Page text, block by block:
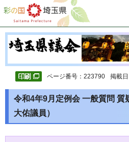
彩の国 埼玉県
ページ番号：223790 掲載
令和4年9月定例会 一般質問 質
大佑議員）